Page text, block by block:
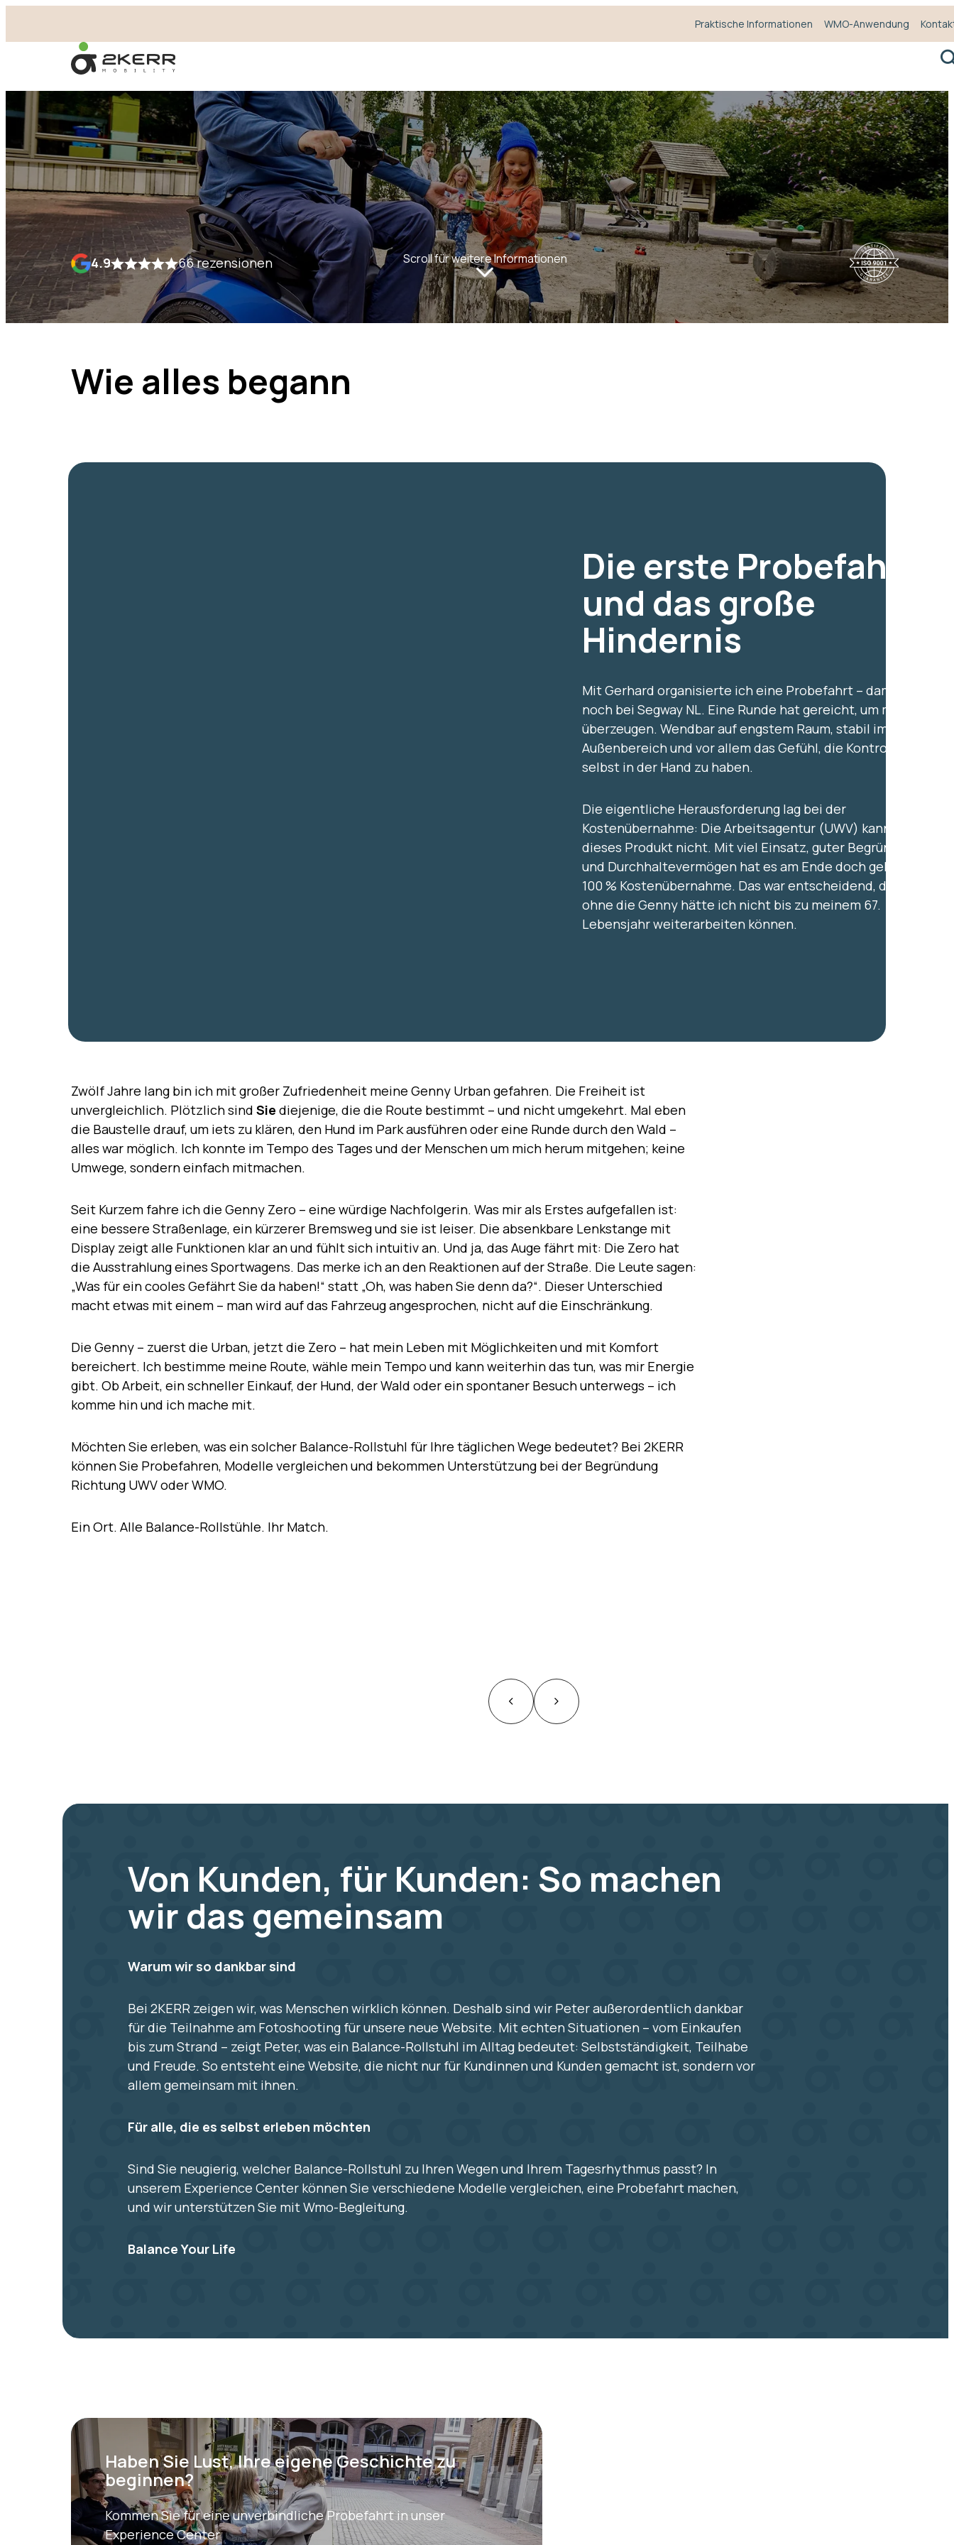
Praktische Informationen WMO-Anwendung
4.9 66 rezensionen Scroll für weitere Informationen
Wie alles begann
Die erste Probefahrt
und das große
Hindernis
Mit Gerhard organisierte ich eine Probefahrt – damals
noch bei Segway NL. Eine Runde hat gereicht, um mich zu
überzeugen. Wendbar auf engstem Raum, stabil im
Außenbereich und vor allem das Gefühl, die Kontrolle
selbst in der Hand zu haben.
Die eigentliche Herausforderung lag bei der
Kostenübernahme: Die Arbeitsagentur (UWV) kannte
dieses Produkt nicht. Mit viel Einsatz, guter Begründung
und Durchhaltevermögen hat es am Ende doch geklappt:
100 % Kostenübernahme. Das war entscheidend, denn
ohne die Genny hätte ich nicht bis zu meinem 67.
Lebensjahr weiterarbeiten können.
Zwölf Jahre lang bin ich mit großer Zufriedenheit meine Genny Urban gefahren. Die Freiheit ist
unvergleichlich. Plötzlich sind Sie diejenige, die die Route bestimmt – und nicht umgekehrt. Mal eben
die Baustelle drauf, um iets zu klären, den Hund im Park ausführen oder eine Runde durch den Wald –
alles war möglich. Ich konnte im Tempo des Tages und der Menschen um mich herum mitgehen; keine
Umwege, sondern einfach mitmachen.
Seit Kurzem fahre ich die Genny Zero – eine würdige Nachfolgerin. Was mir als Erstes aufgefallen ist:
eine bessere Straßenlage, ein kürzerer Bremsweg und sie ist leiser. Die absenkbare Lenkstange mit
Display zeigt alle Funktionen klar an und fühlt sich intuitiv an. Und ja, das Auge fährt mit: Die Zero hat
die Ausstrahlung eines Sportwagens. Das merke ich an den Reaktionen auf der Straße. Die Leute sagen:
„Was für ein cooles Gefährt Sie da haben!“ statt „Oh, was haben Sie denn da?“. Dieser Unterschied
macht etwas mit einem – man wird auf das Fahrzeug angesprochen, nicht auf die Einschränkung.
Die Genny – zuerst die Urban, jetzt die Zero – hat mein Leben mit Möglichkeiten und mit Komfort
bereichert. Ich bestimme meine Route, wähle mein Tempo und kann weiterhin das tun, was mir Energie
gibt. Ob Arbeit, ein schneller Einkauf, der Hund, der Wald oder ein spontaner Besuch unterwegs – ich
komme hin und ich mache mit.
Möchten Sie erleben, was ein solcher Balance-Rollstuhl für Ihre täglichen Wege bedeutet? Bei 2KERR
können Sie Probefahren, Modelle vergleichen und bekommen Unterstützung bei der Begründung
Richtung UWV oder WMO.
Ein Ort. Alle Balance-Rollstühle. Ihr Match.
Von Kunden, für Kunden: So machen
wir das gemeinsam
Warum wir so dankbar sind
Bei 2KERR zeigen wir, was Menschen wirklich können. Deshalb sind wir Peter außerordentlich dankbar
für die Teilnahme am Fotoshooting für unsere neue Website. Mit echten Situationen – vom Einkaufen
bis zum Strand – zeigt Peter, was ein Balance-Rollstuhl im Alltag bedeutet: Selbstständigkeit, Teilhabe
und Freude. So entsteht eine Website, die nicht nur für Kundinnen und Kunden gemacht ist, sondern vor
allem gemeinsam mit ihnen.
Für alle, die es selbst erleben möchten
Sind Sie neugierig, welcher Balance-Rollstuhl zu Ihren Wegen und Ihrem Tagesrhythmus passt? In
unserem Experience Center können Sie verschiedene Modelle vergleichen, eine Probefahrt machen,
und wir unterstützen Sie mit Wmo-Begleitung.
Balance Your Life
Haben Sie Lust, Ihre eigene Geschichte zu
beginnen?
Kommen Sie für eine unverbindliche Probefahrt in unser
Experience Center